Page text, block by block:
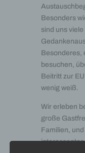
Besonders
sind uns
Besonderes,
besuchen,
Beitritt zur
wenig weiß.
Wir erleben
große
Familien,